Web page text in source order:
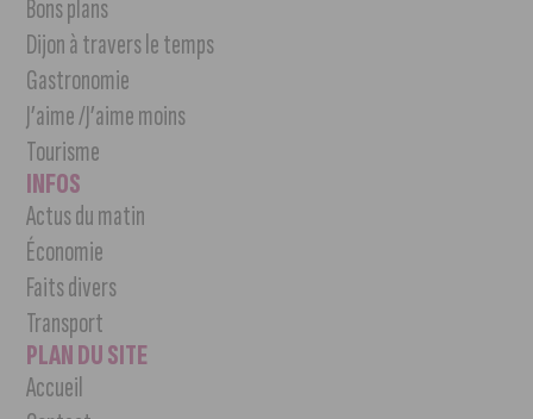
Bons plans
Dijon à travers le temps
Gastronomie
J’aime /J’aime moins
Tourisme
INFOS
Actus du matin
Économie
Faits divers
Transport
PLAN DU SITE
Accueil